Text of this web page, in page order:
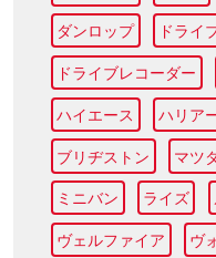
ダンロップ ドライ
ドライブレコーダー
ハイエース ハリア
ブリヂストン マツ
ミニバン ライズ
ヴェルファイア ヴ